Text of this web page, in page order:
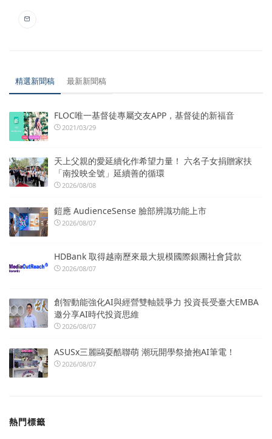
精選新聞稿 最新新聞稿
FLOC唯一基督徒專屬交友APP，基督徒的新福音
2021/03/29
天上父親的愛延續化作希望力量！ 六名子女捐贈家扶
「南投映全號」延續善的循環
2026/08/08
鎧應 AudienceSense 臉部辨識功能上市
2026/08/07
HDBank 取得越南歷來最大規模國際銀團社會貸款
2026/08/07
創智動能強化AI與經營雙軸競爭力 投資長受臺大EMBA
邀分享AI時代投資思維
2026/08/07
ASUSx三麗鷗耍酷聯萌 潮玩開學祭搶抱AI筆電！
2026/08/07
熱門標籤